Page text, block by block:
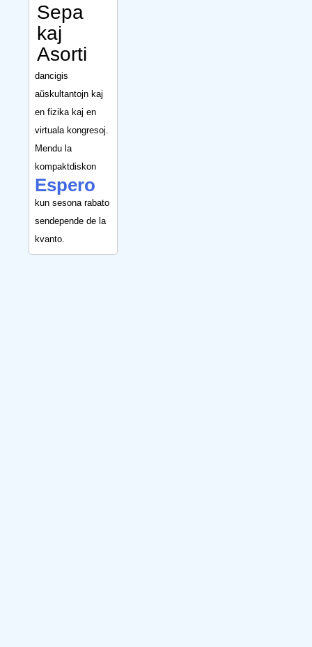
Sepa
kaj
Asorti
dancigis
aŭskultantojn kaj
en fizika kaj en
virtuala kongresoj.
Mendu la
kompaktdiskon
Espero
kun sesona rabato
sendepende de la
kvanto.